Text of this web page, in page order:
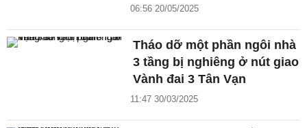
06:56 20/05/2025
Tháo dỡ một phần ngôi nhà
3 tầng bị nghiêng ở nút giao
Vành đai 3 Tân Vạn
11:47 30/03/2025